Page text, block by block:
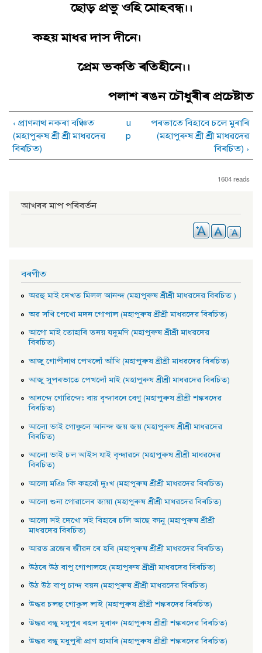
ছােড় প্রভু ওহি মােহবন্ধ।।
কহয় মাধৱ দাস দীনে।
প্রেম ভকতি ৰতিহীনে।।
পলাশ ৰঙন চৌধুৰীৰ প্ৰচেষ্টাত
‹ প্রাণনাথ নকৰা বঞ্চিত
(মহাপুৰুষ শ্ৰী শ্ৰী মাধৱদেৱ
বিৰচিত)
u
p
পৰভাতে বিহাবে চলে মুৰাৰি
(মহাপুৰুষ শ্ৰী শ্ৰী মাধৱদেৱ
বিৰচিত) ›
1604 reads
আখৰৰ মাপ পৰিবৰ্তন
বৰগীত
অৱহু মাই দেখত মিলল আনন্দ (মহাপুৰুষ শ্ৰীশ্ৰী মাধৱদেৱ বিৰচিত )
অৱ সখি পেখাে মদন গােপাল (মহাপুৰুষ শ্ৰীশ্ৰী মাধৱদেৱ বিৰচিত)
আগাে মাই তােহাৰি তনয় যদুমণি (মহাপুৰুষ শ্ৰীশ্ৰী মাধৱদেৱ
বিৰচিত)
আজু গােপীনাথ পেখলোঁ আঁখি (মহাপুৰুষ শ্ৰীশ্ৰী মাধৱদেৱ বিৰচিত)
আজু সুপৰভাতে পেখলোঁ মাই (মহাপুৰুষ শ্ৰীশ্ৰী মাধৱদেৱ বিৰচিত)
আনন্দে গােৱিন্দেঃ বায় বৃন্দাবনে বেণু (মহাপুৰুষ শ্ৰীশ্ৰী শঙ্কৰদেৱ
বিৰচিত)
আলাে ভাই গােকুলে আনন্দ জয় জয় (মহাপুৰুষ শ্ৰীশ্ৰী মাধৱদেৱ
বিৰচিত)
আলাে ভাই চল আইস যাই বৃন্দাৱনে (মহাপুৰুষ শ্ৰীশ্ৰী মাধৱদেৱ
বিৰচিত)
আলাে মঞি কি কহবোঁ দুঃখ (মহাপুৰুষ শ্ৰীশ্ৰী মাধৱদেৱ বিৰচিত)
আলাে শুনা গােৱালেৰ জায়া (মহাপুৰুষ শ্ৰীশ্ৰী মাধৱদেৱ বিৰচিত)
আলাে সই দেখাে সই বিহাৰে চলি আছে কানু (মহাপুৰুষ শ্ৰীশ্ৰী
মাধৱদেৱ বিৰচিত)
আৱত ব্ৰজেৰ জীৱন ৰে হৰি (মহাপুৰুষ শ্ৰীশ্ৰী মাধৱদেৱ বিৰচিত)
উঠৰে উঠ বাপু গােপালহে (মহাপুৰুষ শ্ৰীশ্ৰী মাধৱদেৱ বিৰচিত)
উঠ উঠ বাপু চান্দ বয়ন (মহাপুৰুষ শ্ৰীশ্ৰী মাধৱদেৱ বিৰচিত)
উদ্ধৱ চলহু গােকুল লাই (মহাপুৰুষ শ্ৰীশ্ৰী শঙ্কৰদেৱ বিৰচিত)
উদ্ধৱ বন্ধু মধুপুৰ ৰহল মুৰাৰু (মহাপুৰুষ শ্ৰীশ্ৰী শঙ্কৰদেৱ বিৰচিত)
উদ্ধৱ বন্ধু মধুপুৰী প্রাণ হামাৰি (মহাপুৰুষ শ্ৰীশ্ৰী শঙ্কৰদেৱ বিৰচিত)